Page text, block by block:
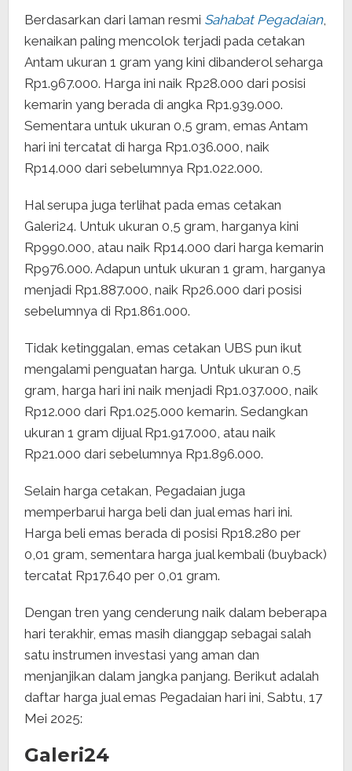
Berdasarkan dari laman resmi Sahabat Pegadaian,
kenaikan paling mencolok terjadi pada cetakan
Antam ukuran 1 gram yang kini dibanderol seharga
Rp1.967.000. Harga ini naik Rp28.000 dari posisi
kemarin yang berada di angka Rp1.939.000.
Sementara untuk ukuran 0,5 gram, emas Antam
hari ini tercatat di harga Rp1.036.000, naik
Rp14.000 dari sebelumnya Rp1.022.000.
Hal serupa juga terlihat pada emas cetakan
Galeri24. Untuk ukuran 0,5 gram, harganya kini
Rp990.000, atau naik Rp14.000 dari harga kemarin
Rp976.000. Adapun untuk ukuran 1 gram, harganya
menjadi Rp1.887.000, naik Rp26.000 dari posisi
sebelumnya di Rp1.861.000.
Tidak ketinggalan, emas cetakan UBS pun ikut
mengalami penguatan harga. Untuk ukuran 0,5
gram, harga hari ini naik menjadi Rp1.037.000, naik
Rp12.000 dari Rp1.025.000 kemarin. Sedangkan
ukuran 1 gram dijual Rp1.917.000, atau naik
Rp21.000 dari sebelumnya Rp1.896.000.
Selain harga cetakan, Pegadaian juga
memperbarui harga beli dan jual emas hari ini.
Harga beli emas berada di posisi Rp18.280 per
0,01 gram, sementara harga jual kembali (buyback)
tercatat Rp17.640 per 0,01 gram.
Dengan tren yang cenderung naik dalam beberapa
hari terakhir, emas masih dianggap sebagai salah
satu instrumen investasi yang aman dan
menjanjikan dalam jangka panjang. Berikut adalah
daftar harga jual emas Pegadaian hari ini, Sabtu, 17
Mei 2025:
Galeri24